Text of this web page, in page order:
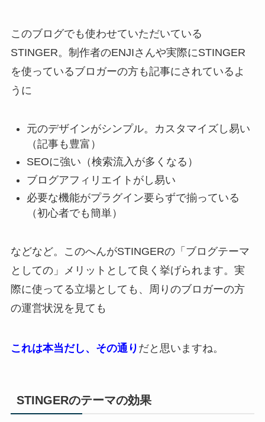
このブログでも使わせていただいている
STINGER。制作者のENJIさんや実際にSTINGER
を使っているブロガーの方も記事にされているよ
うに
元のデザインがシンプル。カスタマイズし易い
（記事も豊富）
SEOに強い（検索流入が多くなる）
ブログアフィリエイトがし易い
必要な機能がプラグイン要らずで揃っている
（初心者でも簡単）
などなど。このへんがSTINGERの「ブログテーマ
としての」メリットとして良く挙げられます。実
際に使ってる立場としても、周りのブロガーの方
の運営状況を見ても
これは本当だし、その通り だと思いますね。
STINGERのテーマの効果